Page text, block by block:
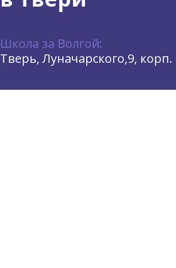
Школа за Волгой:
Тверь, Луначарского,9, корп.